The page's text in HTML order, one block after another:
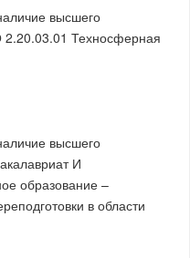
высшего
Техносферная
высшего
И
образование –
в области